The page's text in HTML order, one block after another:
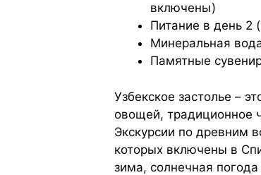
включены)
Питание в день 2
Минеральная
Памятные
Узбекское застолье –
овощей, традиционное
Экскурсии по древним
которых включены в
зима, солнечная